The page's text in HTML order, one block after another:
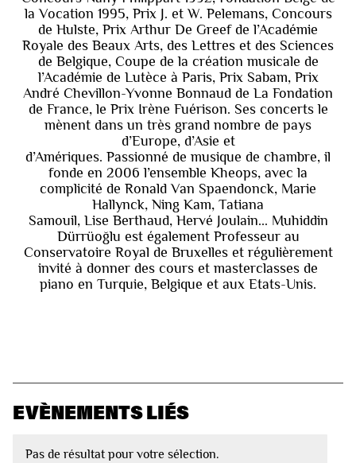
la Vocation 1995, Prix J. et W. Pelemans, Concours
de Hulste, Prix Arthur De Greef de l’Académie
Royale des Beaux Arts, des Lettres et des Sciences
de Belgique, Coupe de la création musicale de
l’Académie de Lutèce à Paris, Prix Sabam, Prix
André Chevillon-Yvonne Bonnaud de La Fondation
de France, le Prix Irène Fuérison. Ses concerts le
mènent dans un très grand nombre de pays
d’Europe, d’Asie et
d’Amériques. Passionné de musique de chambre, il
fonde en 2006 l’ensemble Kheops, avec la
complicité de Ronald Van Spaendonck, Marie
Hallynck, Ning Kam, Tatiana
Samouil, Lise Berthaud, Hervé Joulain... Muhiddin
Dürrüoğlu est également Professeur au
Conservatoire Royal de Bruxelles et régulièrement
invité à donner des cours et masterclasses de
piano en Turquie, Belgique et aux Etats-Unis.
EVÈNEMENTS LIÉS
Pas de résultat pour votre sélection.